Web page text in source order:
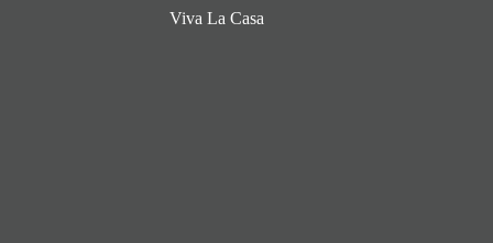
Viva La Casa